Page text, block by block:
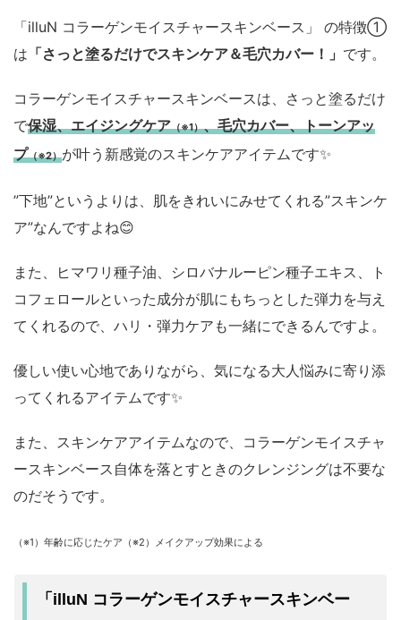
「illuN コラーゲンモイスチャースキンベース」 の特徴①
は 「さっと塗るだけでスキンケア＆毛穴カバー！」 です。
コラーゲンモイスチャースキンベースは、さっと塗るだけ
で保湿、エイジングケア（※1）、毛穴カバー、トーンアッ
プ（※2）が叶う新感覚のスキンケアアイテムです✨
”下地”というよりは、肌をきれいにみせてくれる”スキンケ
ア”なんですよね😊
また、ヒマワリ種子油、シロバナルーピン種子エキス、ト
コフェロールといった成分が肌にもちっとした弾力を与え
てくれるので、ハリ・弾力ケアも一緒にできるんですよ。
優しい使い心地でありながら、気になる大人悩みに寄り添
ってくれるアイテムです✨
また、スキンケアアイテムなので、コラーゲンモイスチャ
ースキンベース自体を落とすときのクレンジングは不要な
のだそうです。
（※1）年齢に応じたケア（※2）メイクアップ効果による
「illuN コラーゲンモイスチャースキンベー